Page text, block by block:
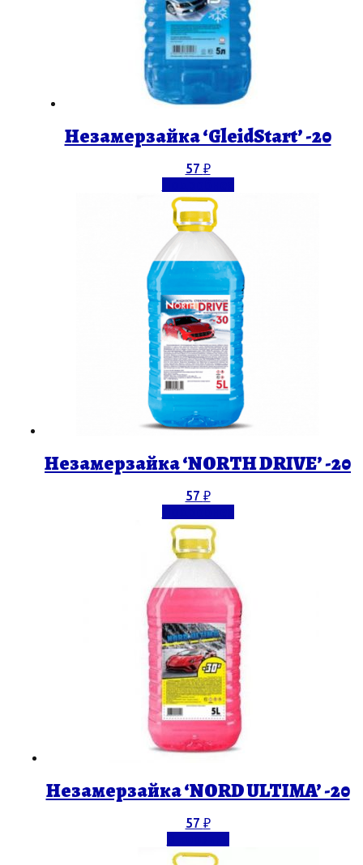
Незамерзайка ‘GleidStart’ -20
57 ₽
Незамерзайка ‘NORTH DRIVE’ -20
57 ₽
Незамерзайка ‘NORD ULTIMA’ -20
57 ₽